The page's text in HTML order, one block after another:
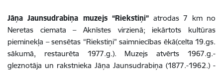
Jāņa Jaunsudrabiņa muzejs “Riekstiņi” atrodas 7 km no
Neretas ciemata – Aknīstes virzienā; iekārtots kultūras
pieminekļa – sensētas “Riekstiņi” saimniecības ēkā(celta 19.gs.
sākumā, restaurēta 1977.g.). Muzejs atvērts 1967.g.-
gleznotāja un rakstnieka Jāņa Jaunsudrabiņa (1877.-1962.) -